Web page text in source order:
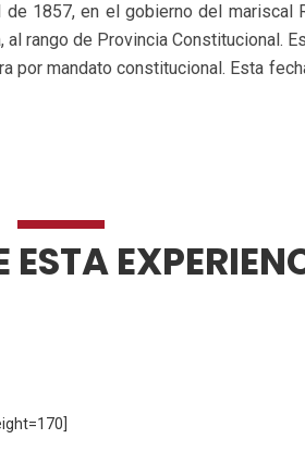
1857, en el gobierno del mariscal
rango de Provincia Constitucional.
por mandato constitucional. Esta
ESTA